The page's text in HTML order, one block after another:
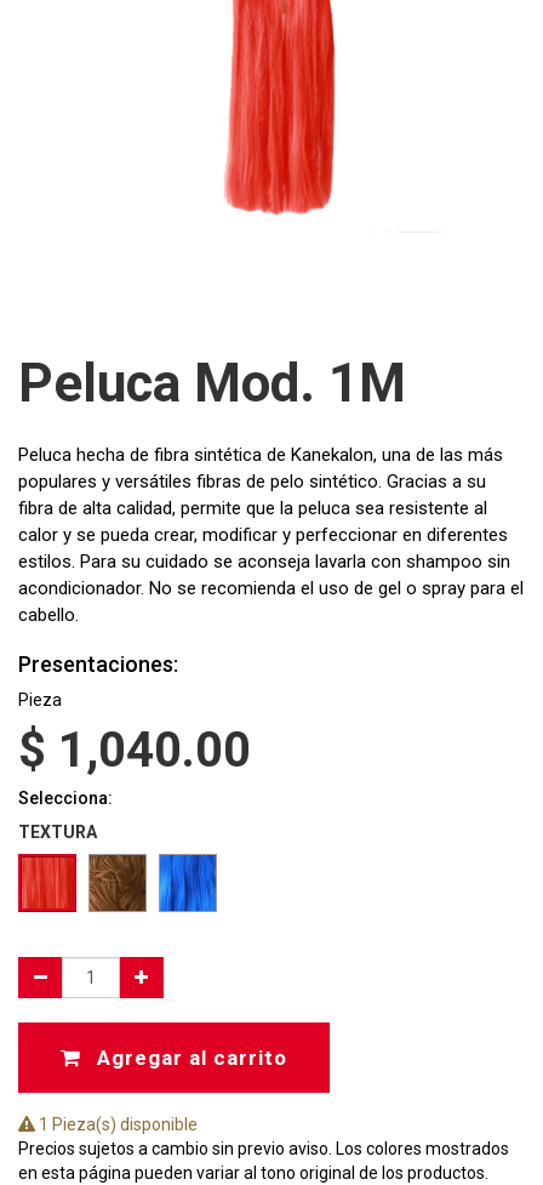
Peluca Mod. 1M
Peluca hecha de fibra sintética de Kanekalon, una de las más
populares y versátiles fibras de pelo sintético. Gracias a su
fibra de alta calidad, permite que la peluca sea resistente al
calor y se pueda crear, modificar y perfeccionar en diferentes
estilos. Para su cuidado se aconseja lavarla con shampoo sin
acondicionador. No se recomienda el uso de gel o spray para el
cabello.
Presentaciones:
Pieza
$ 1,040.00
Selecciona:
TEXTURA
Agregar al carrito
1 Pieza(s) disponible
Precios sujetos a cambio sin previo aviso. Los colores mostrados
en esta página pueden variar al tono original de los productos.